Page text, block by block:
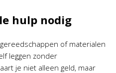
hulp nodig
of materialen
leggen zonder
je niet alleen geld, maar